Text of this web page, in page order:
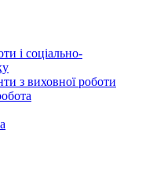
і соціально-
з виховної роботи